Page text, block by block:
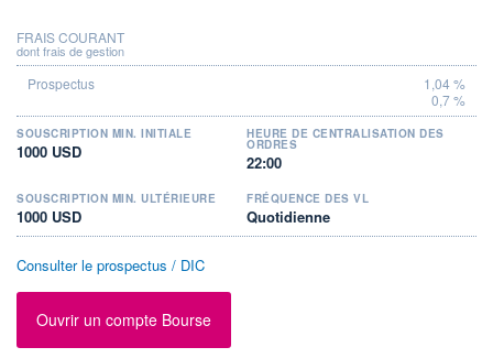
FRAIS COURANT
dont frais de gestion
1,04 %
0,7 %
SOUSCRIPTION MIN. INITIALE
1000 USD
HEURE DE CENTRALISATION DES
ORDRES
22:00
SOUSCRIPTION MIN. ULTÉRIEURE
1000 USD
FRÉQUENCE DES VL
Quotidienne
Consulter le prospectus / DIC
Ouvrir un compte Bourse